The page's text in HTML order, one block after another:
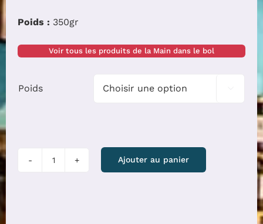
Poids : 350gr
Voir tous les produits de la Main dans le bol
Poids
quantité
Ajouter au panier